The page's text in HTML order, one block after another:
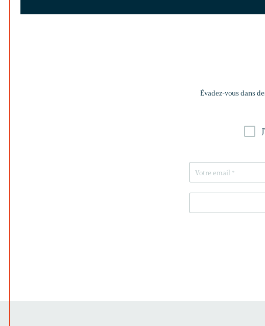
Évadez-vous dans